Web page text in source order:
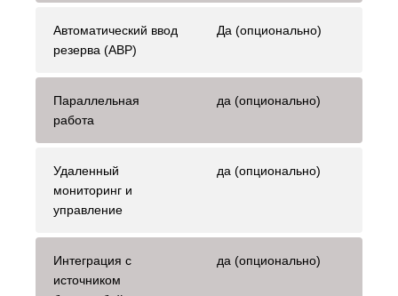
Автоматический ввод
резерва (АВР)
Да (опционально)
Параллельная
работа
да (опционально)
Удаленный
мониторинг и
управление
да (опционально)
Интеграция с
источником
да (опционально)